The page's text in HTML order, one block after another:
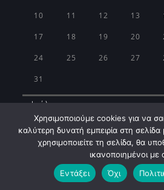
10 11 12 13
17 18 19 20
24 25 26 27
31
« Ιούλ
Municipality of
Χρησιμοποιούμε cookies για να
καλύτερη δυνατή εμπειρία στη
χρησιμοποιείτε τη σελίδα, θα
ικανοποιημένοι με
Εντάξει
Όχι